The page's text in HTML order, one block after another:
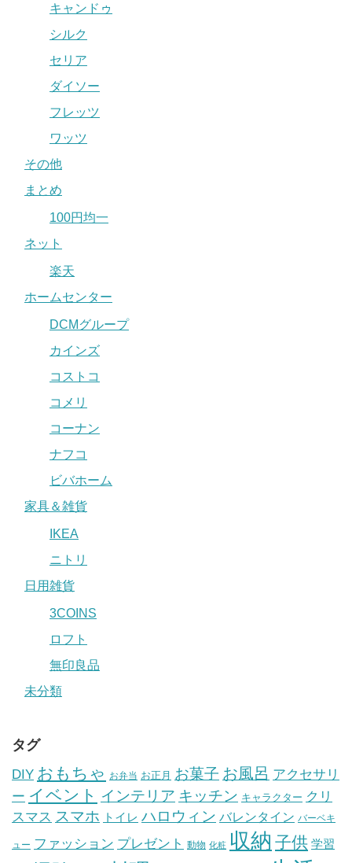
キャンドゥ
シルク
セリア
ダイソー
フレッツ
ワッツ
その他
まとめ
100円均一
ネット
楽天
ホームセンター
DCMグループ
カインズ
コストコ
コメリ
コーナン
ナフコ
ビバホーム
家具＆雑貨
IKEA
ニトリ
日用雑貨
3COINS
ロフト
無印良品
未分類
タグ
DIY おもちゃ お弁当 お正月 お菓子 お風呂 アクセサリ
ー イベント インテリア キッチン キャラクター クリ
スマス スマホ トイレ ハロウィン バレンタイン バーベキ
ュー ファッション プレゼント 動物 化粧 収納 子供 学習